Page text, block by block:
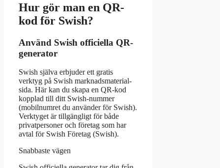
Hur gör man en QR-
kod för Swish?
Använd Swish officiella QR-
generator
Swish själva erbjuder ett gratis
verktyg på Swish marknadsmaterial-
sida. Här kan du skapa en QR-kod
kopplad till ditt Swish-nummer
(mobilnumret du använder för Swish).
Verktyget är tillgängligt för både
privatpersoner och företag som har
avtal för Swish Företag (Swish).
Snabbaste vägen